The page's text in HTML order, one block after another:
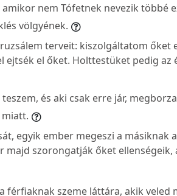
nem Tófetnek nevezik többé
völgyének.
terveit: kiszolgáltatom őket
el őket. Holttestüket pedig az
és aki csak erre jár,
egyik ember megeszi a másiknak
majd szorongatják őket ellenségeik,
férfiaknak szeme láttára, akik veled